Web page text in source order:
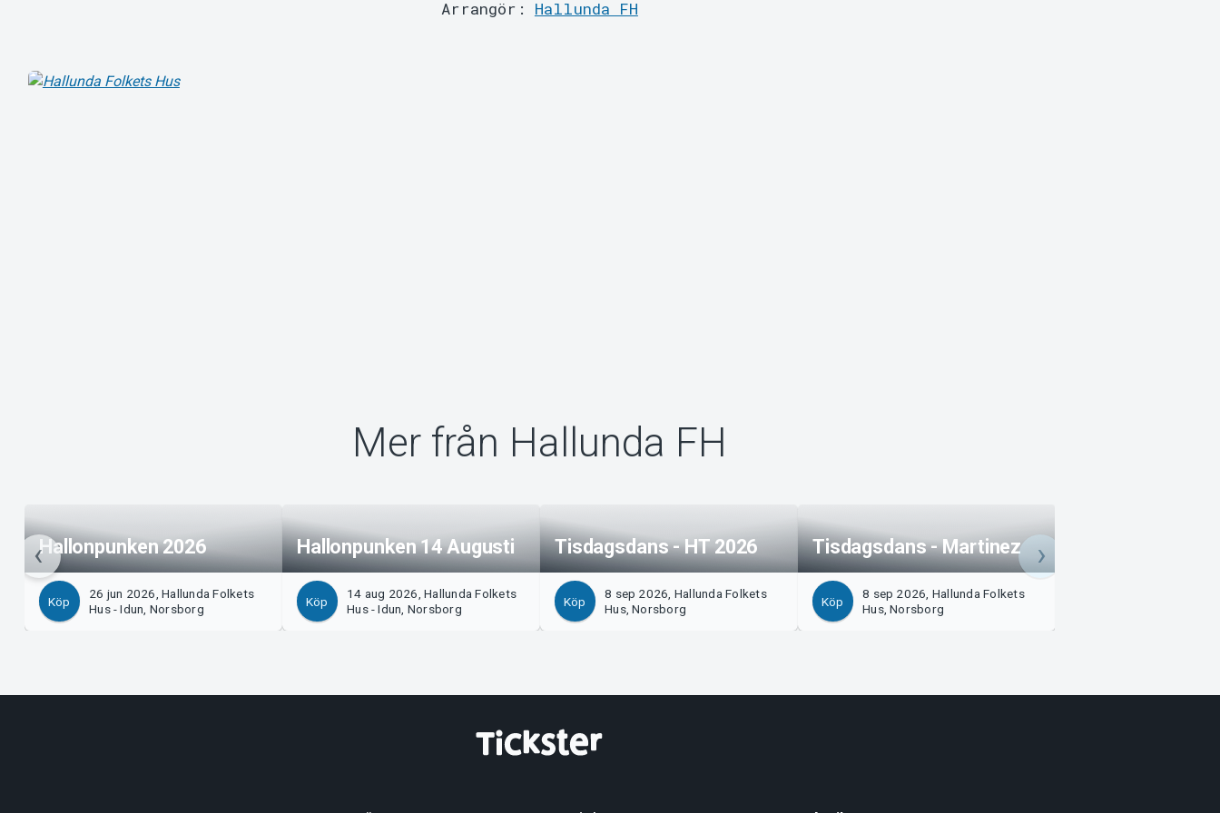
Arrangör: Hallunda FH
Mer från Hallunda FH
Hallonpunken 2026
Köp
26 jun 2026, Hallunda Folkets
Hus - Idun, Norsborg
Hallonpunken 14 Augusti
Köp
14 aug 2026, Hallunda Folkets
Hus - Idun, Norsborg
Tisdagsdans - HT 2026
Köp
8 sep 2026, Hallunda Folkets
Hus, Norsborg
Tisdagsdans - Martinez
Köp
8 sep 2026, Hallunda Folkets
Hus, Norsborg